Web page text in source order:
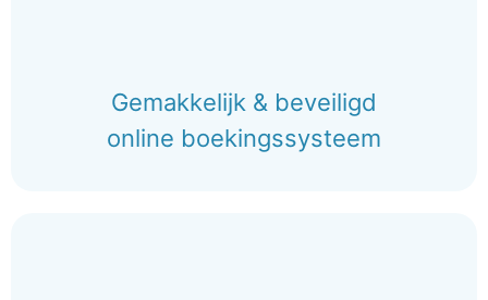
Gemakkelijk & beveiligd
online boekingssysteem